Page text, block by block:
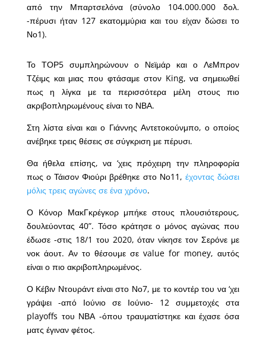
από την Μπαρτσελόνα (σύνολο 104.000.000 δολ.
-πέρυσι ήταν 127 εκατομμύρια και του είχαν δώσει το
Νο1).
Το ΤΟΡ5 συμπληρώνουν ο Νεϊμάρ και ο ΛεΜπρον
Τζέιμς και μιας που φτάσαμε στον King, να σημειωθεί
πως η λίγκα με τα περισσότερα μέλη στους πιο
ακριβοπληρωμένους είναι το ΝΒΑ.
Στη λίστα είναι και ο Γιάννης Αντετοκούνμπο, ο οποίος
ανέβηκε τρεις θέσεις σε σύγκριση με πέρυσι.
Θα ήθελα επίσης, να ‘χεις πρόχειρη την πληροφορία
πως ο Τάισον Φιούρι βρέθηκε στο Νο11, έχοντας δώσει
μόλις τρεις αγώνες σε ένα χρόνο.
Ο Κόνορ ΜακΓκρέγκορ μπήκε στους πλουσιότερους,
δουλεύοντας 40”. Τόσο κράτησε ο μόνος αγώνας που
έδωσε -στις 18/1 του 2020, όταν νίκησε τον Σερόνε με
νοκ άουτ. Αν το θέσουμε σε value for money, αυτός
είναι ο πιο ακριβοπληρωμένος.
Ο Κέβιν Ντουράντ είναι στο Νο7, με το κοντέρ του να ‘χει
γράψει -από Ιούνιο σε Ιούνιο- 12 συμμετοχές στα
playoffs του ΝΒΑ -όπου τραυματίστηκε και έχασε όσα
ματς έγιναν φέτος.